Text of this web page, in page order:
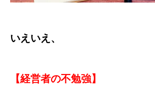
いえいえ、
【経営者の不勉強】